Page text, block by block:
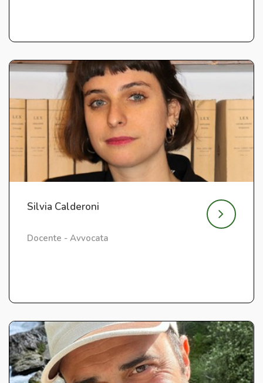
Silvia Calderoni
Docente - Avvocata